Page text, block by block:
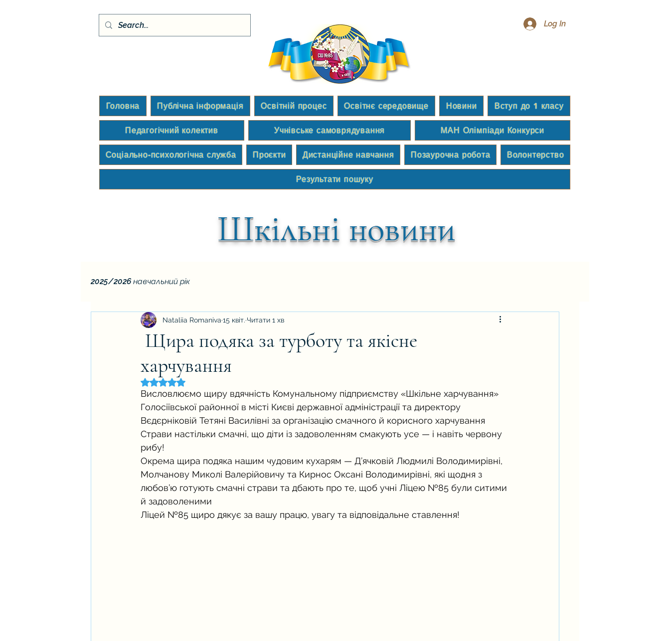
Log In
Головна Публічна інформація Освітній процес Освітнє середовище Новини Вступ до 1 класу
Педагогічний колектив Учнівське самоврядування МАН Олімпіади Конкурси
Соціально-психологічна служба Проєкти Дистанційне навчання Позаурочна робота Волонтерство
Результати пошуку
Шкільні новини
2025/2026 навчальний рік
Щира подяка за турботу та якісне
харчування
Nataliia Romaniva 15 квіт. Читати 1 хв
Оцінка: NaN з 5 зірок.
Висловлюємо щиру вдячність Комунальному підприємству «Шкільне харчування»
Голосіївської районної в місті Києві державної адміністрації та директору
Вєдєрніковій Тетяні Василівні за організацію смачного й корисного харчування
Страви настільки смачні, що діти із задоволенням смакують усе — і навіть червону
рибу!
Окрема щира подяка нашим чудовим кухарям — Д’ячковій Людмилі Володимирівні,
Молчанову Миколі Валерійовичу та Кирнос Оксані Володимирівні, які щодня з
любов’ю готують смачні страви та дбають про те, щоб учні Ліцею №85 були ситими
й задоволеними
Ліцей №85 щиро дякує за вашу працю, увагу та відповідальне ставлення!